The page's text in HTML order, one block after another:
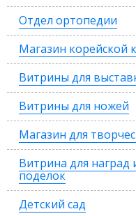
Отдел ортопедии
Магазин корейской
Витрины для
Витрины для ножей
Магазин для
Витрина для наград
поделок
Детский сад